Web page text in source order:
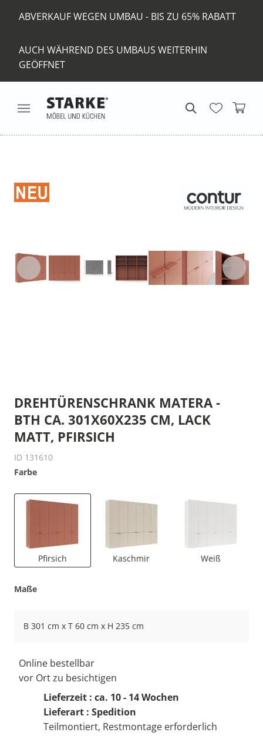
ABVERKAUF WEGEN UMBAU - BIS ZU 65% RABATT
AUCH WÄHREND DES UMBAUS WEITERHIN
GEÖFFNET
DREHTÜRENSCHRANK MATERA -
BTH CA. 301X60X235 CM, LACK
MATT, PFIRSICH
ID 131610
Farbe
Pfirsich Kaschmir Weiß
Maße
B 301 cm x T 60 cm x H 235 cm
Online bestellbar
vor Ort zu besichtigen
Lieferzeit : ca. 10 - 14 Wochen
Lieferart : Spedition
Teilmontiert, Restmontage erforderlich